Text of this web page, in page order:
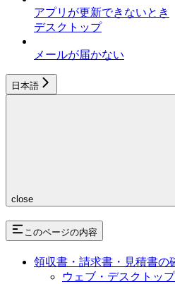
アプリが更新できないとき
デスクトップ
メールが届かない
日本語
close
このページの内容
領収書・請求書・見積書の
ウェブ・デスクトッ